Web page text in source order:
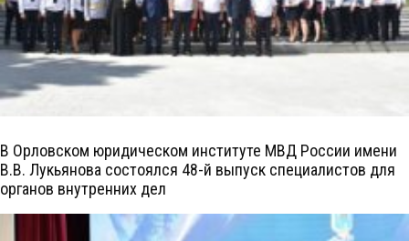
В Орловском юридическом институте МВД России имени
В.В. Лукьянова состоялся 48-й выпуск специалистов для
органов внутренних дел